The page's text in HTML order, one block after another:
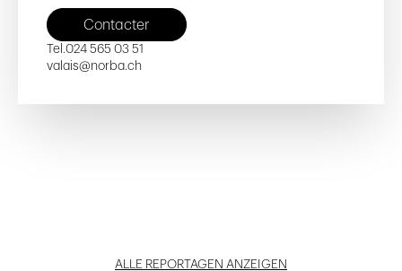
Contacter
Tel.024 565 03 51
valais@norba.ch
ALLE REPORTAGEN ANZEIGEN